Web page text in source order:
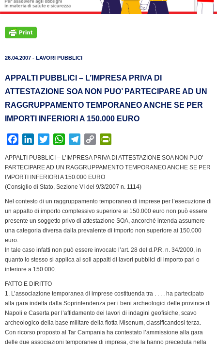
26.04.2007 - LAVORI PUBBLICI
APPALTI PUBBLICI – L’IMPRESA PRIVA DI
ATTESTAZIONE SOA NON PUO’ PARTECIPARE AD UN
RAGGRUPPAMENTO TEMPORANEO ANCHE SE PER
IMPORTI INFERIORI A 150.000 EURO
c
e
b
o
k
n
k
e
I
n
i
t
t
r
W
a
t
s
p
p
l
e
g
a
m
C
p
y
L
n
k
i
t
r
i
e
d
APPALTI PUBBLICI – L’IMPRESA PRIVA DI ATTESTAZIONE SOA NON PUO’
PARTECIPARE AD UN RAGGRUPPAMENTO TEMPORANEO ANCHE SE PER
IMPORTI INFERIORI A 150.000 EURO
(Consiglio di Stato, Sezione VI del 9/3/2007 n. 1114)
Nel contesto di un raggruppamento temporaneo di imprese per l’esecuzione di
un appalto di importo complessivo superiore ai 150.000 euro non può essere
presente un soggetto privo di attestazione SOA, ancorché intenda assumere
una categoria diversa dalla prevalente di importo non superiore ai 150.000
euro.
In tale caso infatti non può essere invocato l’art. 28 del d.P.R. n. 34/2000, in
quanto lo stesso si applica ai soli appalti di lavori pubblici di importo pari o
inferiore a 150.000.
FATTO E DIRITTO
1. L’associazione temporanea di imprese costituenda tra . . . . ha partecipato
alla gara indetta dalla Soprintendenza per i beni archeologici delle province di
Napoli e Caserta per l’affidamento dei lavori di indagini geofisiche, scavo
archeologico della base militare della flotta Misenum, classificandosi terza.
Con ricorso proposto al Tar Campania ha contestato l’ammissione alla gara
delle due associazioni temporanee di impresa, che la hanno preceduta nella